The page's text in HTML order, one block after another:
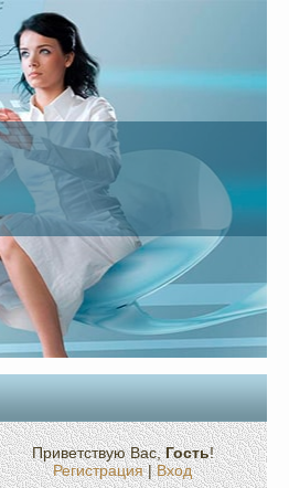
Приветствую Вас,Гость!
Регистрация|Вход